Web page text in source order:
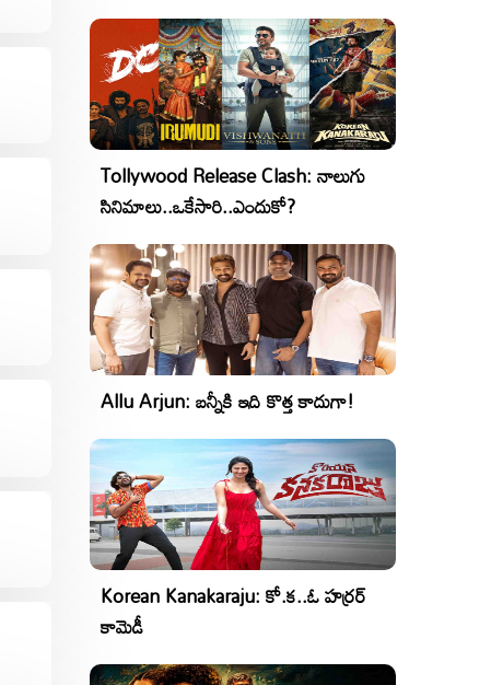
Tollywood Release Clash: నాలుగు
సినిమాలు..ఒకేసారి..ఎందుకో?
Allu Arjun: బన్నీకి ఇది కొత్త కాదుగా!
Korean Kanakaraju: కో.క..ఓ హర్రర్
కామెడీ